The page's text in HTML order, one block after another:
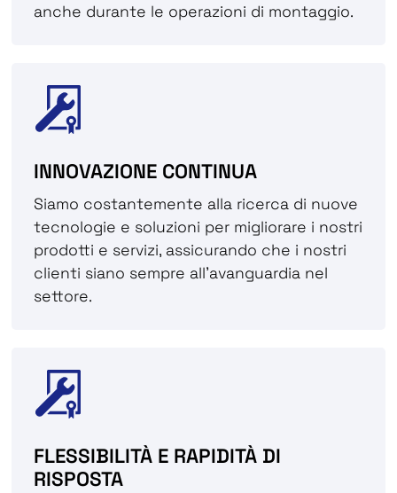
anche durante le operazioni di montaggio.
INNOVAZIONE CONTINUA
Siamo costantemente alla ricerca di nuove
tecnologie e soluzioni per migliorare i nostri
prodotti e servizi, assicurando che i nostri
clienti siano sempre all’avanguardia nel
settore.
FLESSIBILITÀ E RAPIDITÀ DI
RISPOSTA